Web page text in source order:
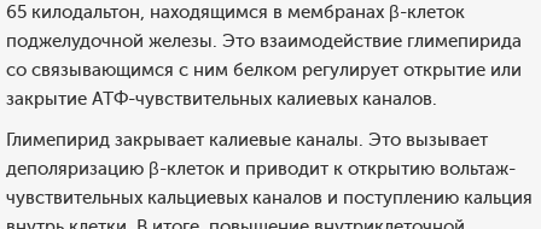
65 килодальтон, находящимся в мембранах β-клеток
поджелудочной железы. Это взаимодействие глимепирида
со связывающимся с ним белком регулирует открытие или
закрытие АТФ-чувствительных калиевых каналов.
Глимепирид закрывает калиевые каналы. Это вызывает
деполяризацию β-клеток и приводит к открытию вольтаж-
чувствительных кальциевых каналов и поступлению кальция